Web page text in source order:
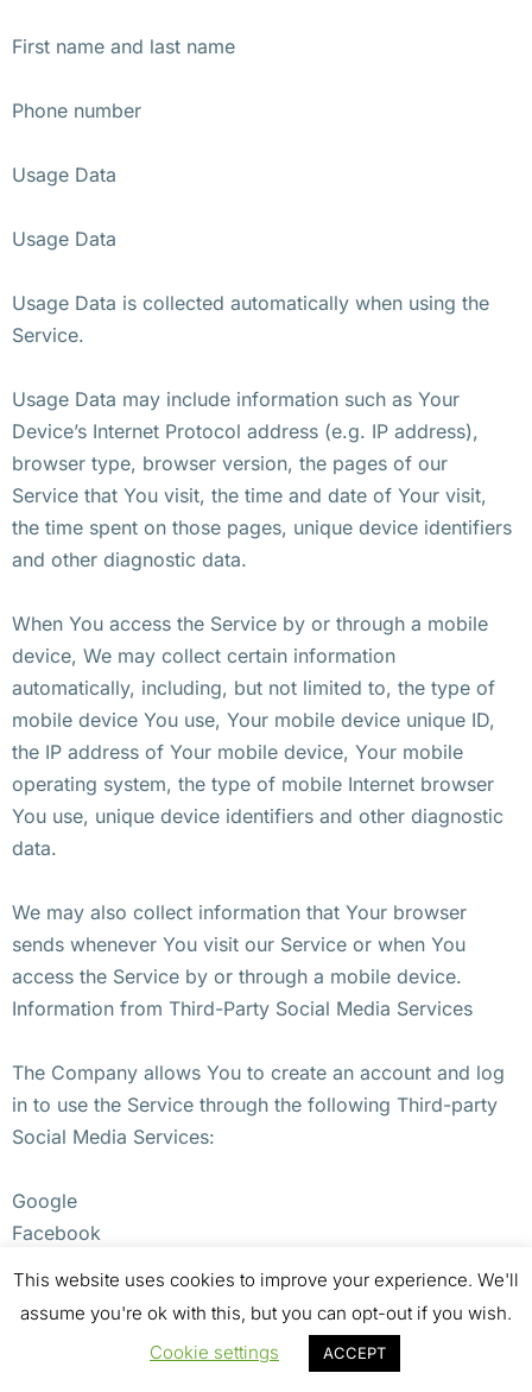
First name and last name
Phone number
Usage Data
Usage Data
Usage Data is collected automatically when using the
Service.
Usage Data may include information such as Your
Device’s Internet Protocol address (e.g. IP address),
browser type, browser version, the pages of our
Service that You visit, the time and date of Your visit,
the time spent on those pages, unique device identifiers
and other diagnostic data.
When You access the Service by or through a mobile
device, We may collect certain information
automatically, including, but not limited to, the type of
mobile device You use, Your mobile device unique ID,
the IP address of Your mobile device, Your mobile
operating system, the type of mobile Internet browser
You use, unique device identifiers and other diagnostic
data.
We may also collect information that Your browser
sends whenever You visit our Service or when You
access the Service by or through a mobile device.
Information from Third-Party Social Media Services
The Company allows You to create an account and log
in to use the Service through the following Third-party
Social Media Services:
Google
Facebook
If You decide to register through or otherwise grant us
access to a Third-Party Social Media Service, We may
This website uses cookies to improve your experience. We'll
assume you're ok with this, but you can opt-out if you wish.
Cookie settings
ACCEPT